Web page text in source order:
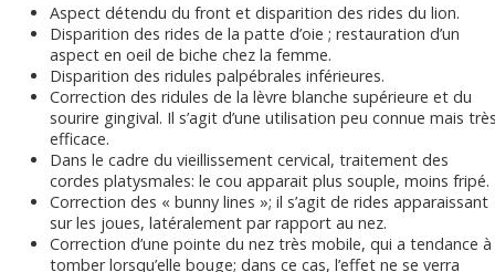
Aspect détendu du front et disparition des rides du lion.
Disparition des rides de la patte d’oie ; restauration d’un
aspect en oeil de biche chez la femme.
Disparition des ridules palpébrales inférieures.
Correction des ridules de la lèvre blanche supérieure et du
sourire gingival. Il s’agit d’une utilisation peu connue mais
efficace.
Dans le cadre du vieillissement cervical, traitement des
cordes platysmales: le cou apparait plus souple, moins fripé.
Correction des « bunny lines »; il s’agit de rides apparaissant
sur les joues, latéralement par rapport au nez.
Correction d’une pointe du nez très mobile, qui a tendance à
tomber lorsqu’elle bouge; dans ce cas, l’effet ne se verra